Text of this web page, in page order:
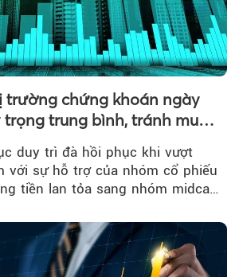
trường chứng khoán ngày
trung bình, tránh mua
duy trì đà hồi phục khi vượt
với sự hỗ trợ của nhóm cổ phiếu
tiền lan tỏa sang nhóm midcap